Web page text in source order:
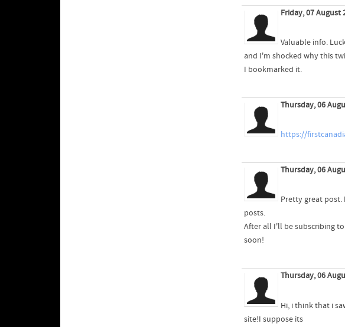
Friday, 07 August
Valuable info.
and I'm shocked why this
I bookmarked it.
Thursday, 06
https://
Thursday, 06
Pretty great
posts.
After all I'll be subscribing
soon!
Thursday, 06
Hi, i think that i
site!I suppose its